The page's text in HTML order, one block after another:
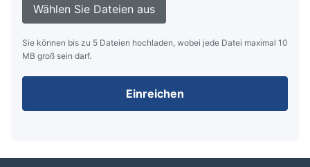
Wählen Sie Dateien aus
Sie können bis zu 5 Dateien hochladen, wobei jede Datei maximal 10
MB groß sein darf.
Einreichen